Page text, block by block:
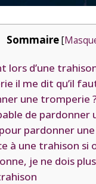
Sommaire [
lors d’une
il me dit qu’il
une tromperie
de pardonner
pardonner
à une trahison si
je ne dois